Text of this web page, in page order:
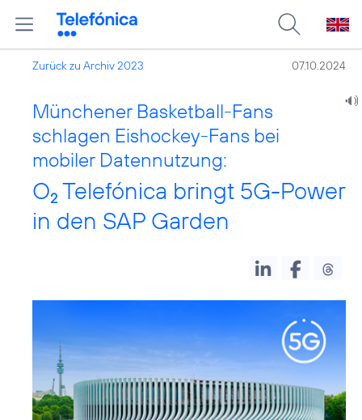
Zurück zu Archiv 2023 07.10.2024
Münchener Basketball-Fans
schlagen Eishockey-Fans bei
mobiler Datennutzung:
O2 Telefónica bringt 5G-Power
in den SAP Garden